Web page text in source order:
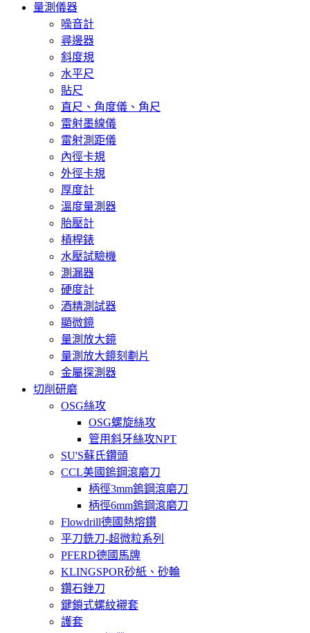
量測儀器
噪音計
尋邊器
斜度規
水平尺
貼尺
直尺、角度儀、角尺
雷射墨線儀
雷射測距儀
內徑卡規
外徑卡規
厚度計
溫度量測器
胎壓計
槓桿錶
水壓試驗機
測漏器
硬度計
酒精測試器
顯微鏡
量測放大鏡
量測放大鏡刻劃片
金屬探測器
切削研磨
OSG絲攻
OSG螺旋絲攻
管用斜牙絲攻NPT
SU'S蘇氏鑽頭
CCL美國鎢鋼滾磨刀
柄徑3mm鎢鋼滾磨刀
柄徑6mm鎢鋼滾磨刀
Flowdrill德國熱熔鑽
平刀銑刀-超微粒系列
PFERD德國馬牌
KLINGSPOR砂紙、砂輪
鑽石銼刀
鍵鎖式螺紋襯套
護套